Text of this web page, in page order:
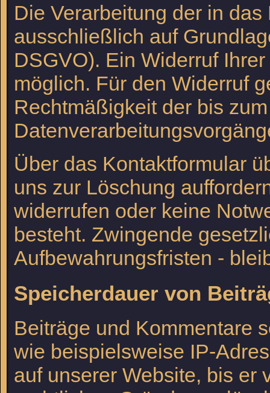
Die Verarbeitung der in
ausschließlich auf
DSGVO). Ein Widerruf
möglich. Für den Widerruf
Rechtmäßigkeit der bis
Über das Kontaktformular
uns zur Löschung
widerrufen oder keine
besteht. Zwingende
Aufbewahrungsfristen -
Speicherdauer von
Beiträge und Kommentare
wie beispielsweise IP-
auf unserer Website, bis er